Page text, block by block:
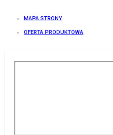
MAPA STRONY
OFERTA PRODUKTOWA